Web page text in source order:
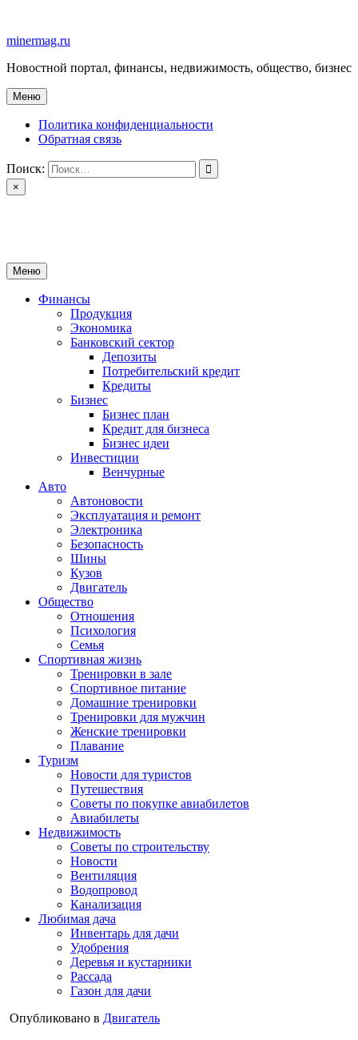
содержимому
minermag.ru
Новостной портал, финансы, недвижимость, общество, бизнес
Меню
Политика конфиденциальности
Обратная связь
Поиск:
×
Меню
Финансы
Продукция
Экономика
Банковский сектор
Депозиты
Потребительский кредит
Кредиты
Бизнес
Бизнес план
Кредит для бизнеса
Бизнес идеи
Инвестиции
Венчурные
Авто
Автоновости
Эксплуатация и ремонт
Электроника
Безопасность
Шины
Кузов
Двигатель
Общество
Отношения
Психология
Семья
Спортивная жизнь
Тренировки в зале
Спортивное питание
Домашние тренировки
Тренировки для мужчин
Женские тренировки
Плавание
Туризм
Новости для туристов
Путешествия
Советы по покупке авиабилетов
Авиабилеты
Недвижимость
Советы по строительству
Новости
Вентиляция
Водопровод
Канализация
Любимая дача
Инвентарь для дачи
Удобрения
Деревья и кустарники
Рассада
Газон для дачи
Опубликовано в Двигатель